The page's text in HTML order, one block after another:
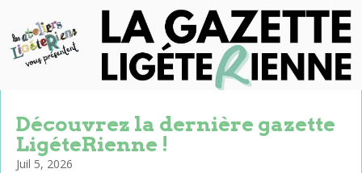
Découvrez la dernière gazette
LigéteRienne !
Juil 5, 2026